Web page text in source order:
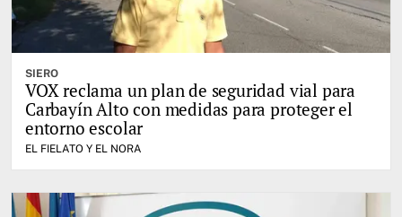
SIERO
VOX reclama un plan de seguridad vial para
Carbayín Alto con medidas para proteger el
entorno escolar
EL FIELATO Y EL NORA